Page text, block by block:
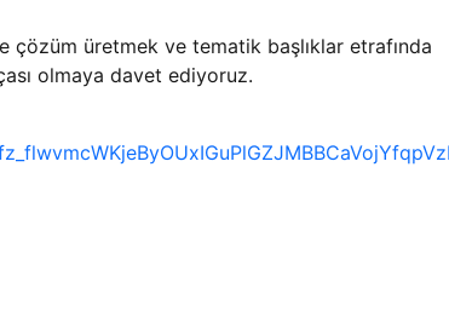
çözüm üretmek ve tematik başlıklar etrafında
olmaya davet ediyoruz.